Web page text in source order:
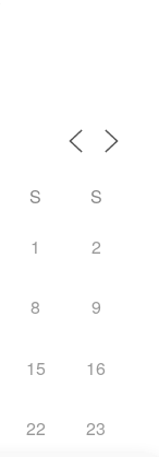
S
S
1 2
8 9
15 16
22 23